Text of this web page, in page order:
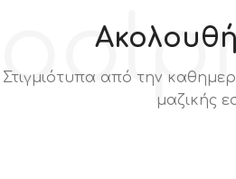
Στιγμιότυπα από την
μαζικής